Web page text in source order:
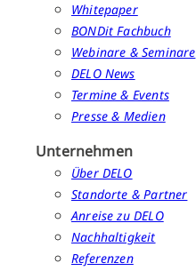
Whitepaper
BONDit Fachbuch
Webinare & Seminare
DELO News
Termine & Events
Presse & Medien
Unternehmen
Über DELO
Standorte & Partner
Anreise zu DELO
Nachhaltigkeit
Referenzen